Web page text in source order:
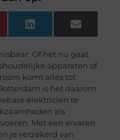
LinkedIn Email
Of het nu gaat
apparaten of
komt alles tot
is het daarom
elektricien te
als
Met een ervaren
je verzekerd van